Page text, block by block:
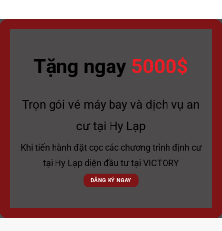
Tặng ngay 5000$
Trọn gói vé máy bay và dịch vụ an
cư tại Hy Lạp
Khi tiến hành đặt cọc các chương trình định cư
tại Hy Lạp diện đầu tư tại VICTORY
ĐĂNG KÝ NGAY